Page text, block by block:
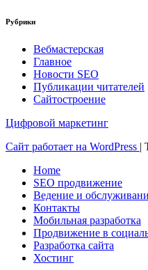
Рубрики
Вебмастерская
Главное
Новости SEO
Публикации читателей
Сайтостроение
Цифровой маркетинг
Сайт работает на WordPress |
Home
SEO продвижение
Ведение и
Контакты
Мобильная разработка
Продвижение в
Разработка сайта
Хостинг